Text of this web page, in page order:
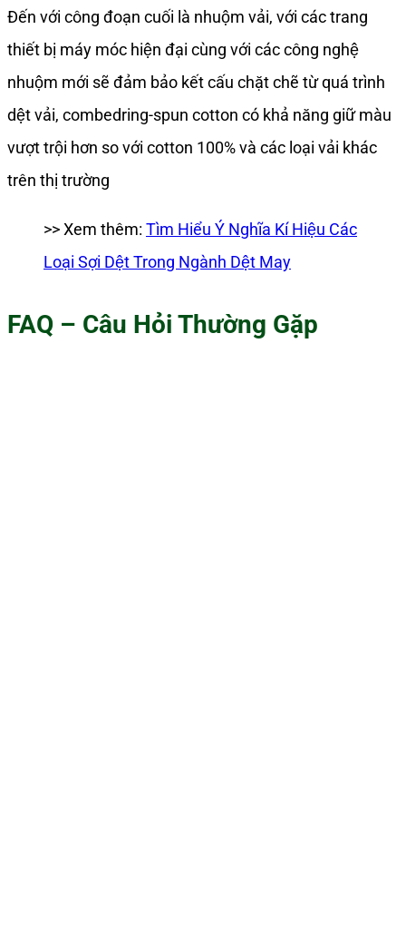
Đến với công đoạn cuối là nhuộm vải, với các trang
thiết bị máy móc hiện đại cùng với các công nghệ
nhuộm mới sẽ đảm bảo kết cấu chặt chẽ từ quá trình
dệt vải, combedring-spun cotton có khả năng giữ màu
vượt trội hơn so với cotton 100% và các loại vải khác
trên thị trường
>> Xem thêm: Tìm Hiểu Ý Nghĩa Kí Hiệu Các
Loại Sợi Dệt Trong Ngành Dệt May
FAQ – Câu Hỏi Thường Gặp